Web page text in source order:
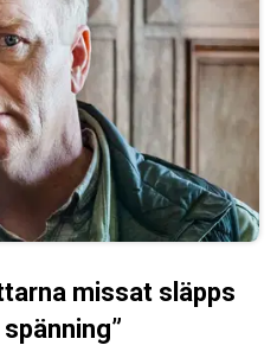
missat släpps
spänning”